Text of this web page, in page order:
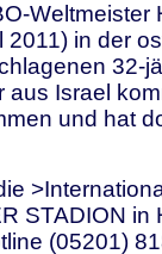
2011) in der
32-
aus Israel
und hat
STADION
(05201)